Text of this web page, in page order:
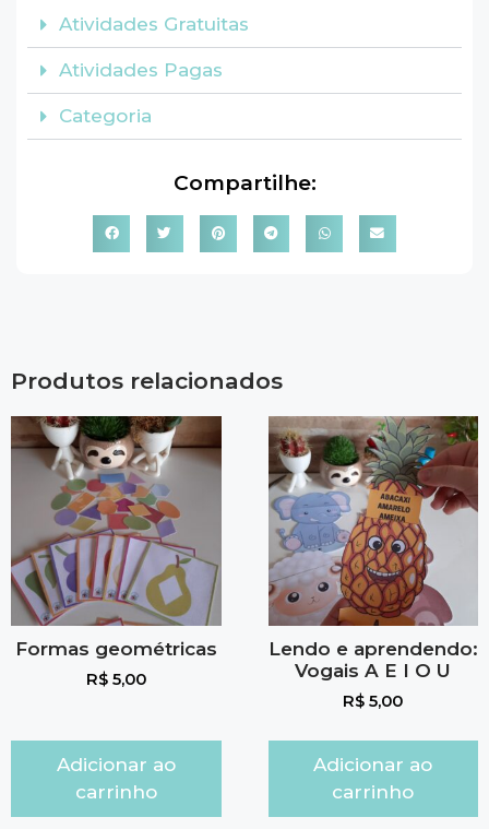
Atividades Gratuitas
Atividades Pagas
Categoria
Compartilhe:
Produtos relacionados
Formas geométricas
R$5,00
Adicionar ao
carrinho
Lendo e aprendendo:
Vogais A E I O U
R$ 5,00
Adicionar ao
carrinho